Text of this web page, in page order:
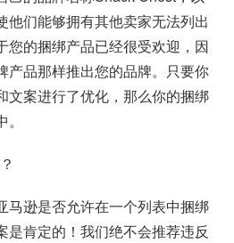
他们能够拥有其他卖家无法列出
您的捆绑产品已经很受欢迎，因
产品那样推出您的品牌。只要你
文案进行了优化，那么你的捆绑
马逊是否允许在一个列表中捆绑
肯定的！我们绝不会推荐违反